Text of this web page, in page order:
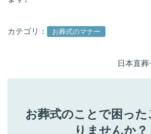
カテゴリ： お葬式のマナー
日本直
お葬式のことで困った
りませんか？